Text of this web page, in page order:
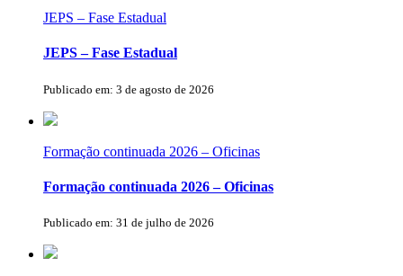
JEPS – Fase Estadual
JEPS – Fase Estadual
Publicado em: 3 de agosto de 2026
Formação continuada 2026 – Oficinas
Formação continuada 2026 – Oficinas
Publicado em: 31 de julho de 2026